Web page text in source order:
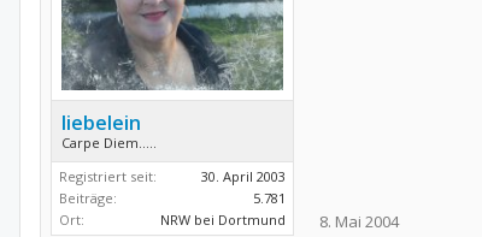
liebelein
Carpe Diem.....
Registriert seit:
30. April 2003
Beiträge:
5.781
Ort:
NRW bei Dortmund 8. Mai 2004